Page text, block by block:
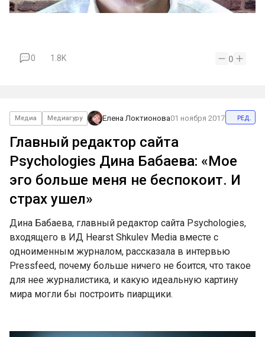
0 1.8K 0
Медиа Медиагуру Елена Локтионова01 ноября 2017 ред.
Главный редактор сайта
Psychologies Дина Бабаева: «Мое
эго больше меня не беспокоит. И
страх ушел»
Дина Бабаева, главный редактор сайта Psychologies,
входящего в ИД Hearst Shkulev Media вместе с
одноименным журналом, рассказала в интервью
Pressfeed, почему больше ничего не боится, что такое
для нее журналистика, и какую идеальную картину
мира могли бы построить пиарщики.